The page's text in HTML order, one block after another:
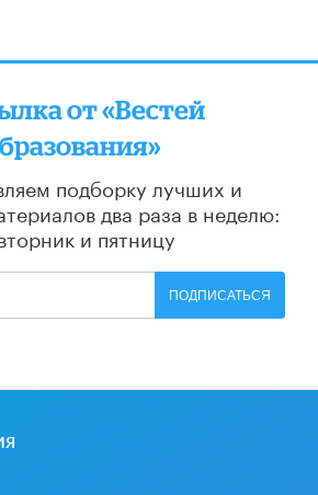
от «Вестей
подборку лучших и
два раза в неделю:
и пятницу
ПОДПИСАТЬСЯ